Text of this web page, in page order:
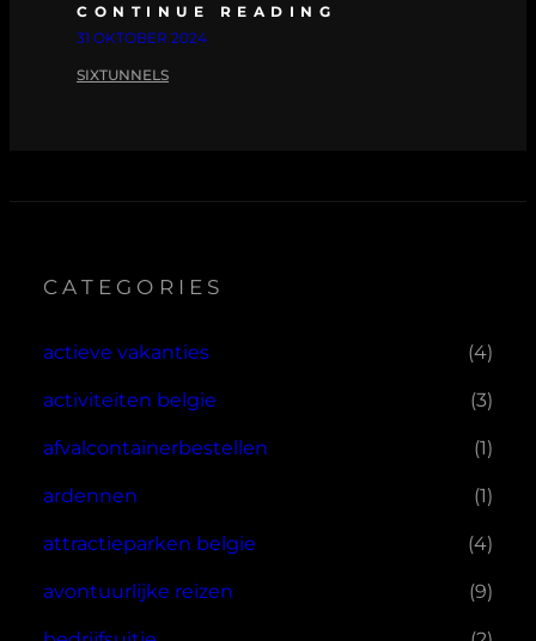
CONTINUE READING
31 OKTOBER 2024
SIXTUNNELS
CATEGORIES
actieve vakanties (4)
activiteiten belgie (3)
afvalcontainerbestellen (1)
ardennen (1)
attractieparken belgie (4)
avontuurlijke reizen (9)